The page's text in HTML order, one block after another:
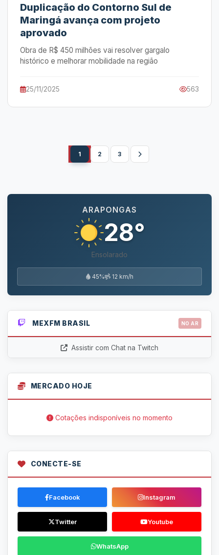
Duplicação do Contorno Sul de
Maringá avança com projeto
aprovado
Obra de R$ 450 milhões vai resolver gargalo
histórico e melhorar mobilidade na região
25/11/2025 563
1 2 3
ARAPONGAS
28°
Ensolarado
45% 12 km/h
MEXFM BRASIL NO AR
Assistir com Chat na Twitch
MERCADO HOJE
Cotações indisponíveis no momento
CONECTE-SE
Facebook Instagram
Twitter Youtube
WhatsApp